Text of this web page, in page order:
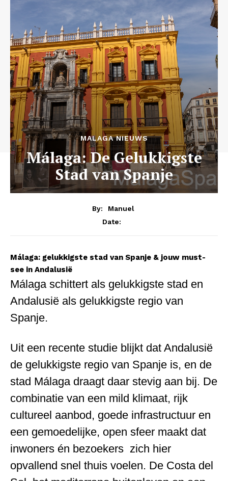
MALAGA NIEUWS
Málaga: De Gelukkigste
Stad van Spanje
By:
Manuel
Date:
Málaga: gelukkigste stad van Spanje & jouw must-
see in Andalusië
Málaga schittert als gelukkigste stad en
Andalusië als gelukkigste regio van
Spanje.
Uit een recente studie blijkt dat Andalusië
de gelukkigste regio van Spanje is, en de
stad Málaga draagt daar stevig aan bij. De
combinatie van een mild klimaat, rijk
cultureel aanbod, goede infrastructuur en
een gemoedelijke, open sfeer maakt dat
inwoners én bezoekers zich hier
opvallend snel thuis voelen. De Costa del